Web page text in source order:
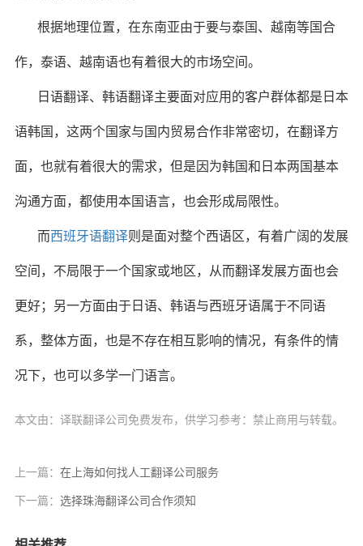
根据地理位置，在东南亚由于要与泰国、越南等国合
作，泰语、越南语也有着很大的市场空间。
日语翻译、韩语翻译主要面对应用的客户群体都是日本
语韩国，这两个国家与国内贸易合作非常密切，在翻译方
面，也就有着很大的需求，但是因为韩国和日本两国基本
沟通方面，都使用本国语言，也会形成局限性。
而西班牙语翻译则是面对整个西语区，有着广阔的发展
空间，不局限于一个国家或地区，从而翻译发展方面也会
更好；另一方面由于日语、韩语与西班牙语属于不同语
系，整体方面，也是不存在相互影响的情况，有条件的情
况下，也可以多学一门语言。
本文由：译联翻译公司免费发布，供学习参考：禁止商用与转载。
上一篇： 在上海如何找人工翻译公司服务
下一篇： 选择珠海翻译公司合作须知